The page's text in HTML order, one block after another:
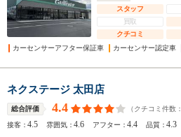
スタッフ
買取
クチコミ
カーセンサーアフター保証車
カーセンサー認定車
ネクステージ 太田店
総合評価 4.4 （クチコミ件数：
接客：4.5 雰囲気：4.6 アフター：4.4 品質：4.3